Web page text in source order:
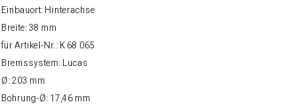
Einbauort: Hinterachse
Breite: 38 mm
für Artikel-Nr.: K 68 065
Bremssystem: Lucas
Ø: 203 mm
Bohrung-Ø: 17,46 mm